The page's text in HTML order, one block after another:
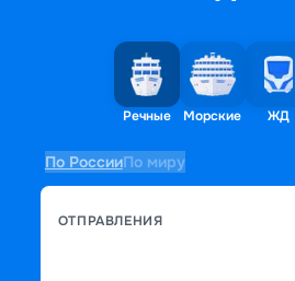
Речные Морские ЖД
По РоссииПо миру
ОТПРАВЛЕНИЯ